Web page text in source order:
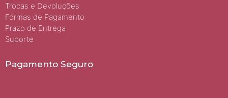
Trocas e Devoluções
Formas de Pagamento
Prazo de Entrega
Suporte
Pagamento Seguro